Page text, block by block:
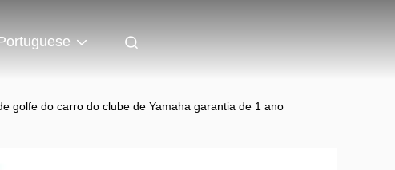
golfe do carro do clube de Yamaha garantia de 1 ano